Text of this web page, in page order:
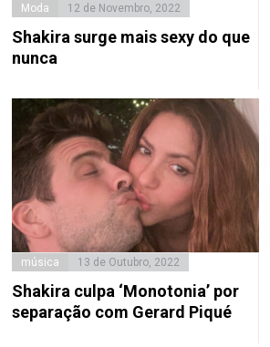
Moda 12 de Novembro, 2022
Shakira surge mais sexy do que
nunca
música 13 de Outubro, 2022
Shakira culpa ‘Monotonia’ por
separação com Gerard Piqué